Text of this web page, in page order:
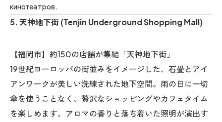
кинотеатров.
5. 天神地下街 (Tenjin Underground Shopping Mall)
【福岡市】約150の店舗が集結「天神地下街」
19世紀ヨーロッパの街並みをイメージした、石畳とアイ
アンワークが美しい洗練された地下空間。雨の日に一切
傘を使うことなく、贅沢なショッピングやカフェタイム
を楽しめます。アロマの香りと落ち着いた照明が演出す